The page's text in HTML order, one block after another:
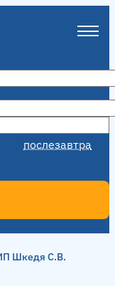
послезавтра
Шкедя С.В.